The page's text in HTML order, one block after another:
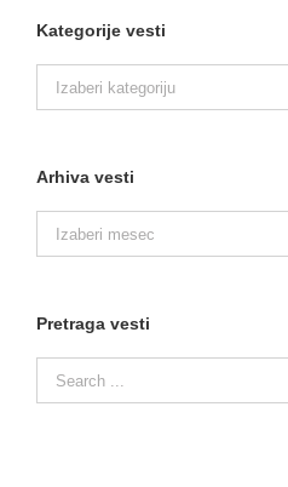
Kategorije vesti
vesti
Arhiva vesti
vesti
Pretraga vesti